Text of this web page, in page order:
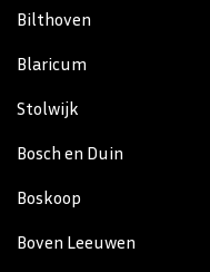
Bilthoven
Blaricum
Stolwijk
Bosch en Duin
Boskoop
Boven Leeuwen